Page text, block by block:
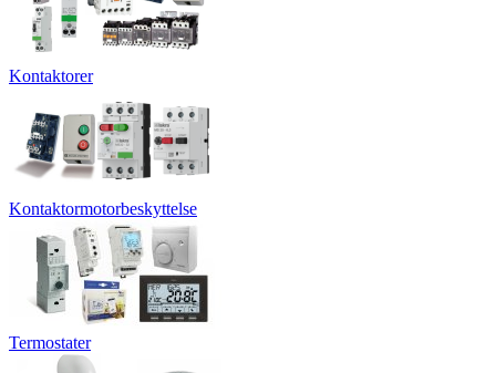
Kontaktorer
Kontaktormotorbeskyttelse
Termostater